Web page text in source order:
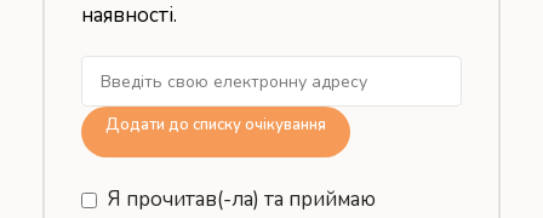
наявності.
Додати до списку очікування
Я прочитав(-ла) та приймаю